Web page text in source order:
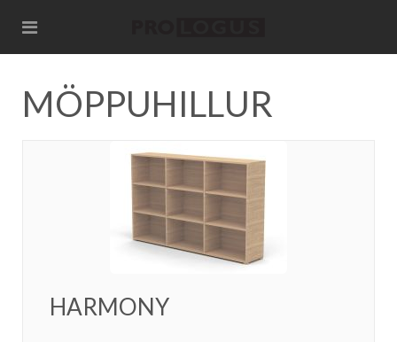
MÖPPUHILLUR
HARMONY